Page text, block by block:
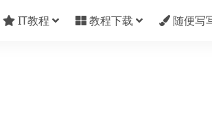
IT教程 教程下载 随便写